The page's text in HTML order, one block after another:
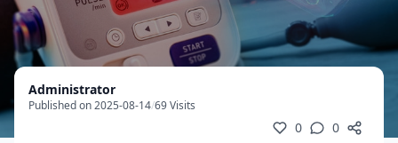
Administrator
Published on 2025-08-14/69 Visits
0 0